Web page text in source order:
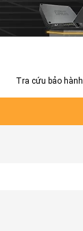
Tra cứu bảo hành